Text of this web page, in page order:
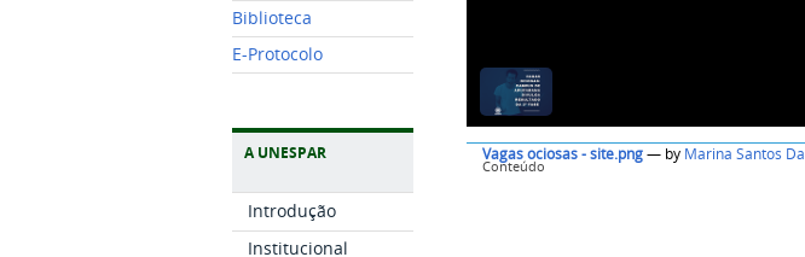
Biblioteca
E-Protocolo
A UNESPAR
Introdução
Institucional
Conteúdo
Vagas ociosas - site.png— by Marina Santos